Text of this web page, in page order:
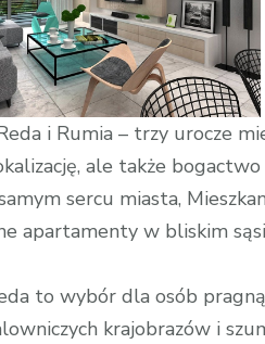
Mieszkania
Reda
i Rumia – trzy urocze
ale także
sercu miasta,
apartamenty w bliskim
to wybór dla osób
krajobrazów i